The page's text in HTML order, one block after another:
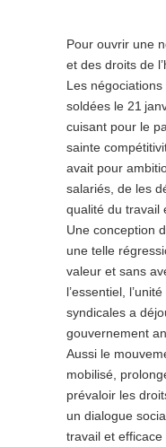
Pour ouvrir une
et des droits de
Les
soldées le 21
cuisant pour le
sainte
avait pour
salariés, de les
qualité du travail
Une conception
une telle
valeur et sans
l’essentiel,
syndicales a
gouvernement
Aussi le
mobilisé,
prévaloir les
un dialogue
travail et